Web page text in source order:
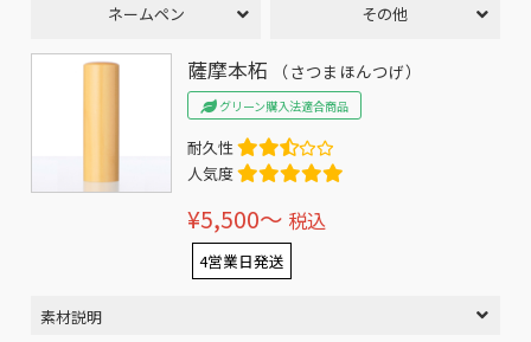
ネームペン その他
薩摩本柘 （さつまほんつげ）
グリーン購入法適合商品
耐久性
人気度
¥5,500〜 税込
4営業日発送
素材説明